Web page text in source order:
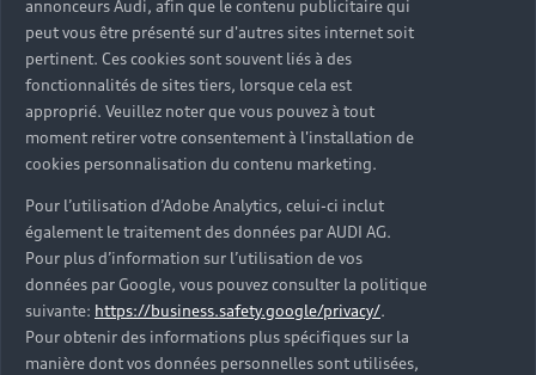
annonceurs Audi, afin que le contenu publicitaire qui
peut vous être présenté sur d'autres sites internet soit
pertinent. Ces cookies sont souvent liés à des
fonctionnalités de sites tiers, lorsque cela est
approprié. Veuillez noter que vous pouvez à tout
moment retirer votre consentement à l'installation de
cookies personnalisation du contenu marketing.
Pour l’utilisation d’Adobe Analytics, celui-ci inclut
également le traitement des données par AUDI AG.
Pour plus d’information sur l’utilisation de vos
données par Google, vous pouvez consulter la politique
suivante: https://business.safety.google/privacy/.
Pour obtenir des informations plus spécifiques sur la
manière dont vos données personnelles sont utilisées,